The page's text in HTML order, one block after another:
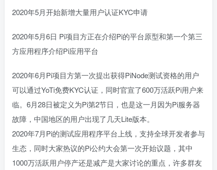
2020年5月开始新增大量用户认证KYC申请
2020年5月6日 Pi项目方正在介绍Pi的平台原型和第一个第三
方应用程序介绍Pi应用平台
2020年6月Pi项目方第一次提出获得PiNode测试资格的用户
可以通过YoTi免费KYC认证，同时官宣了600万活跃Pi用户来
临。6月28日被定义为Pi第2节日，也是这一月因为Pi服务器
故障，中国地区的用户出现了几天Lite版本。
2020年7月Pi的测试应用程序平台上线，支持全球开发者参与
生态，同时大家热议的Pi公约大会第一次开始议题，其中
1000万活跃用户停产还是减产是大家讨论的重点，许多群友